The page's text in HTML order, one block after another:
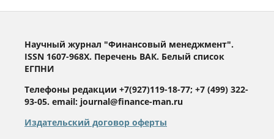
Научный журнал "Финансовый менеджмент".
ISSN 1607-968X. Перечень ВАК. Белый список
ЕГПНИ
Телефоны редакции +7(927)119-18-77; +7 (499) 322-
93-05. email: journal@finance-man.ru
Издательский договор оферты